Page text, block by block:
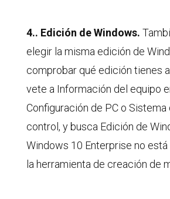
4.. Edición de Windows.
elegir la misma edición de
comprobar qué edición tienes
vete a Información del equipo
Configuración de PC o Sistema
control, y busca Edición de
Windows 10 Enterprise no
la herramienta de creación de